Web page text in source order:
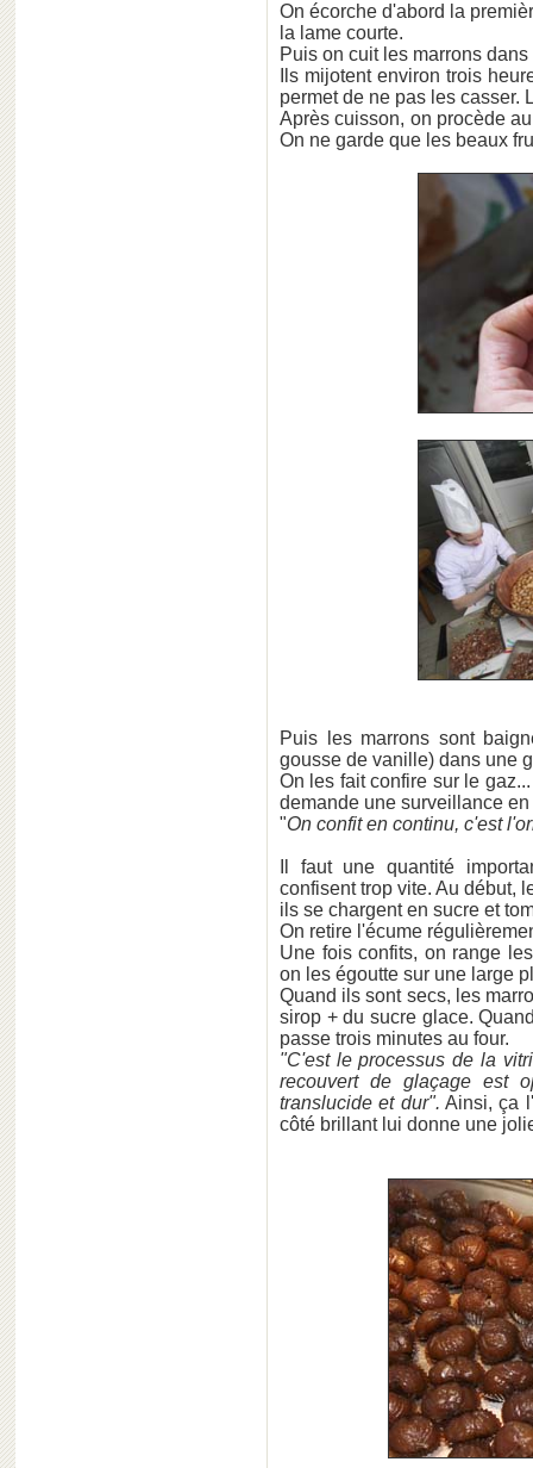
On écorche d'abord la
la lame courte.
Puis on cuit les marrons
Ils mijotent environ trois
permet de ne pas les casser.
Après cuisson, on procède
On ne garde que les beaux
Puis les marrons sont
gousse de vanille) dans une
On les fait confire sur le
demande une surveillance en
"On confit en continu, c'est
Il faut une quantité
confisent trop vite. Au début,
ils se chargent en sucre et
On retire l'écume
Une fois confits, on range
on les égoutte sur une large
Quand ils sont secs, les
sirop + du sucre glace.
passe trois minutes au four.
"C'est le processus de la
recouvert de glaçage est
translucide et dur". Ainsi, ça
côté brillant lui donne une